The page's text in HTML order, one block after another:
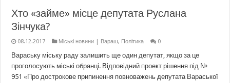
Хто «займе» місце депутата Руслана
Зінчука?
08.12.2017 Міські новини | Вараш, Політика 0
Вараську міську раду залишить ще один депутат, якщо за це
проголосують міські обранці. Відповідний проект рішення під №
951 «Про дострокове припинення повноважень депутата Вараської